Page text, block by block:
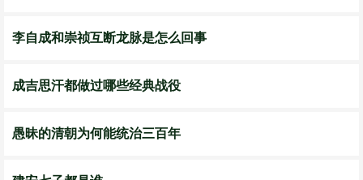
李自成和崇祯互断龙脉是怎么回事
成吉思汗都做过哪些经典战役
愚昧的清朝为何能统治三百年